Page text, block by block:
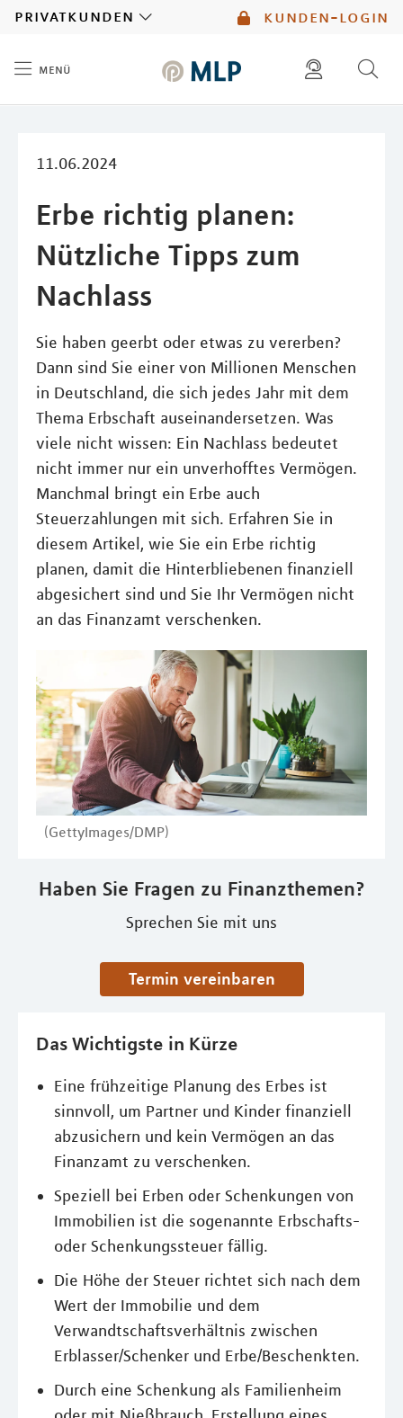
kunden-login
privatkunden
menü
11.06.2024
Erbe richtig planen:
Nützliche Tipps zum
Nachlass
Sie haben geerbt oder etwas zu vererben?
Dann sind Sie einer von Millionen Menschen
in Deutschland, die sich jedes Jahr mit dem
Thema Erbschaft auseinandersetzen. Was
viele nicht wissen: Ein Nachlass bedeutet
nicht immer nur ein unverhofftes Vermögen.
Manchmal bringt ein Erbe auch
Steuerzahlungen mit sich. Erfahren Sie in
diesem Artikel, wie Sie ein Erbe richtig
planen, damit die Hinterbliebenen finanziell
abgesichert sind und Sie Ihr Vermögen nicht
an das Finanzamt verschenken.
(GettyImages/DMP)
Haben Sie Fragen zu Finanzthemen?
Sprechen Sie mit uns
Termin vereinbaren
Das Wichtigste in Kürze
Eine frühzeitige Planung des Erbes ist
sinnvoll, um Partner und Kinder finanziell
abzusichern und kein Vermögen an das
Finanzamt zu verschenken.
Speziell bei Erben oder Schenkungen von
Immobilien ist die sogenannte Erbschafts-
oder Schenkungssteuer fällig.
Die Höhe der Steuer richtet sich nach dem
Wert der Immobilie und dem
Verwandtschaftsverhältnis zwischen
Erblasser/Schenker und Erbe/Beschenkten.
Durch eine Schenkung als Familienheim